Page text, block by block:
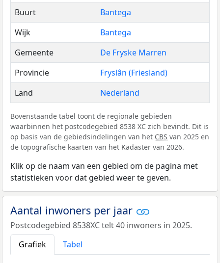
Buurt
Bantega
Wijk
Bantega
Gemeente
De Fryske Marren
Provincie
Fryslân (Friesland)
Land
Nederland
Bovenstaande tabel toont de regionale gebieden
waarbinnen het postcodegebied 8538 XC zich bevindt. Dit is
op basis van de gebiedsindelingen van het CBS van 2025 en
de topografische kaarten van het Kadaster van 2026.
Klik op de naam van een gebied om de pagina met
statistieken voor dat gebied weer te geven.
Aantal inwoners per jaar
Postcodegebied 8538XC telt 40 inwoners in 2025.
Grafiek
Tabel